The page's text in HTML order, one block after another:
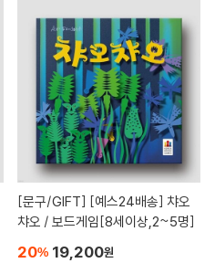
[문구/GIFT]
챠오 / 보드게임[8세이상,2~5명]
20% 19,200원